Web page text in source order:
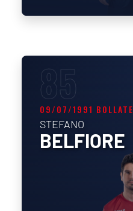
85
09/07/1991 BOLLATE
STEFANO
BELFIORE